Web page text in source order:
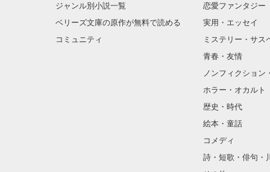
ジャンル別小説一覧
ベリーズ文庫の原作が無料で読める
コミュニティ
恋愛ファンタジー
実用・エッセイ
ミステリー・サス
青春・友情
ノンフィクション
ホラー・オカルト
歴史・時代
絵本・童話
コメディ
詩・短歌・俳句・